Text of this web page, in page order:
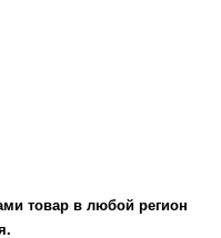
товар в любой регион